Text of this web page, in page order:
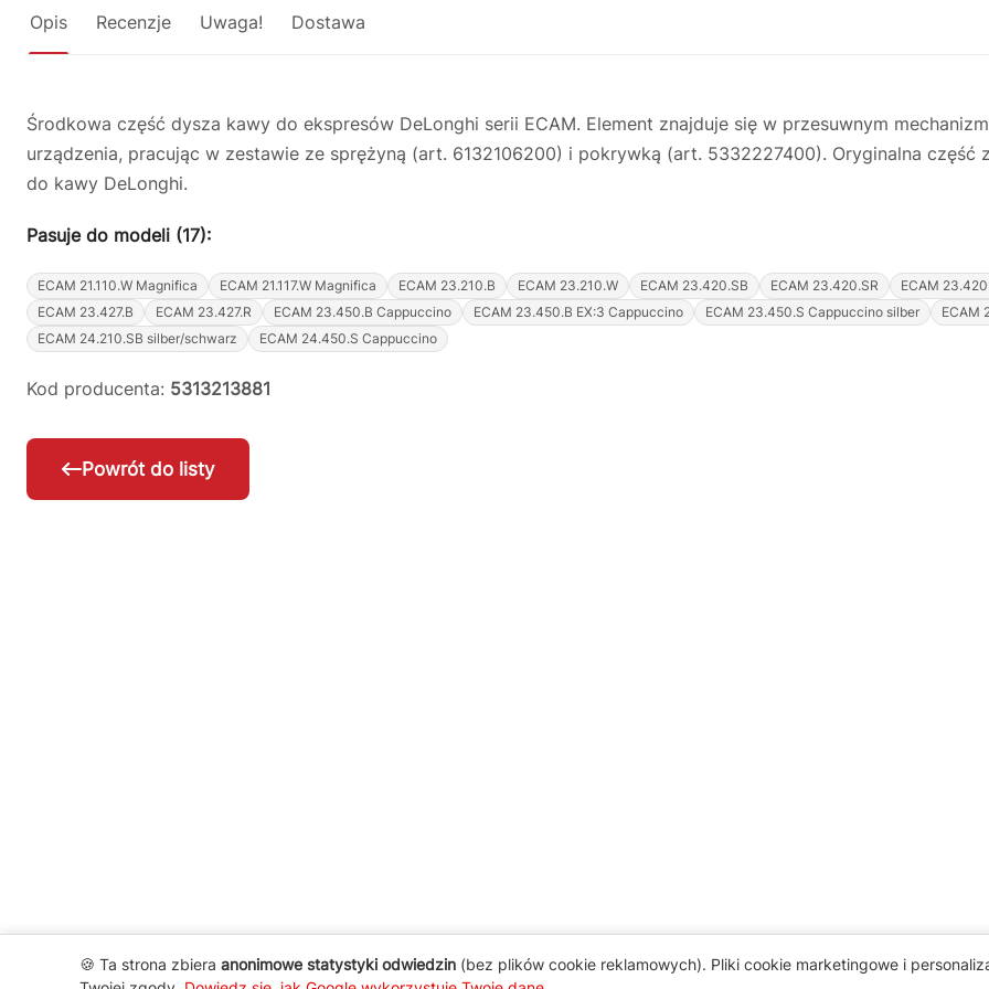
Opis Recenzje Uwaga! Dostawa
Środkowa część dysza kawy do ekspresów DeLonghi serii ECAM. Element znajduje się w przesuwnym
urządzenia, pracując w zestawie ze sprężyną (art. 6132106200) i pokrywką (art. 5332227400). Oryginalna część
do kawy DeLonghi.
Pasuje do modeli (17):
ECAM 21.110.W Magnifica ECAM 21.117.W Magnifica ECAM 23.210.B ECAM 23.210.W ECAM 23.420.SB ECAM 23.420.SR
ECAM
ECAM 23.427.B
ECAM 23.427.R ECAM 23.450.B Cappuccino ECAM 23.450.B EX:3 Cappuccino ECAM 23.450.S Cappuccino silber
ECAM
ECAM 24.210.SB silber/schwarz
ECAM 24.450.S Cappuccino
Kod producenta: 5313213881
Powrót do listy
🍪 Ta strona zbiera anonimowe statystyki odwiedzin (bez plików cookie reklamowych). Pliki cookie marketingowe i